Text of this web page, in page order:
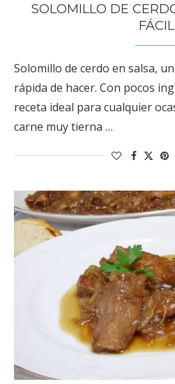
SOLOMILLO DE
FÁCIL
Solomillo de cerdo en salsa,
rápida de hacer. Con pocos
receta ideal para cualquier
carne muy tierna …